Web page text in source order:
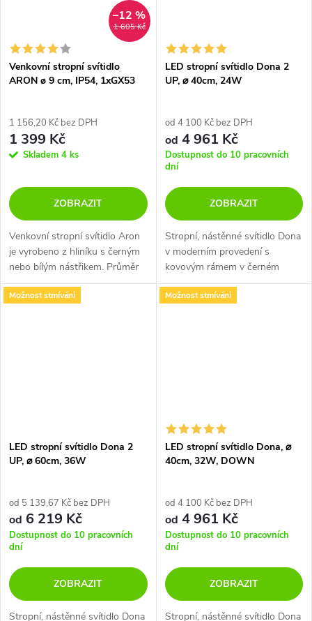
1 605 Kč
–12 %
Venkovní stropní svítidlo
ARON ø 9 cm, IP54, 1xGX53
1 156,20 Kč bez DPH
1 399 Kč
Skladem 4 ks
ZOBRAZIT
Venkovní stropní svítidlo Aron
je vyrobeno z hliníku s černým
nebo bílým nástřikem. Průměr
svítidla je 90mm a lze jej využít i
do interiéru, například do
LED stropní svítidlo Dona 2
UP, ⌀ 40cm, 24W
od 4 100 Kč bez DPH
od 4 961 Kč
Dostupnost do 10 pracovních
dní
ZOBRAZIT
Stropní, nástěnné svítidlo Dona
v moderním provedení s
kovovým rámem v černém
nebo bílém nástřiku. Svítí
nahoru a tím se světlo odráží
Možnost stmívání
LED stropní svítidlo Dona 2
UP, ⌀ 60cm, 36W
od 5 139,67 Kč bez DPH
od 6 219 Kč
Dostupnost do 10 pracovních
dní
ZOBRAZIT
Stropní, nástěnné svítidlo Dona
Možnost stmívání
LED stropní svítidlo Dona, ⌀
40cm, 32W, DOWN
od 4 100 Kč bez DPH
od 4 961 Kč
Dostupnost do 10 pracovních
dní
ZOBRAZIT
Stropní, nástěnné svítidlo Dona